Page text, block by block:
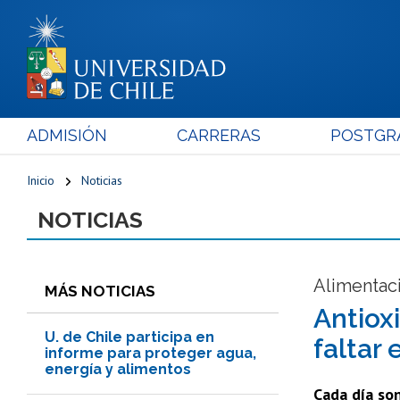
ADMISIÓN CARRERAS
Inicio Noticias
NOTICIAS
MÁS NOTICIAS
U. de Chile participa en
informe para proteger agua,
energía y alimentos
faltar
Cada día